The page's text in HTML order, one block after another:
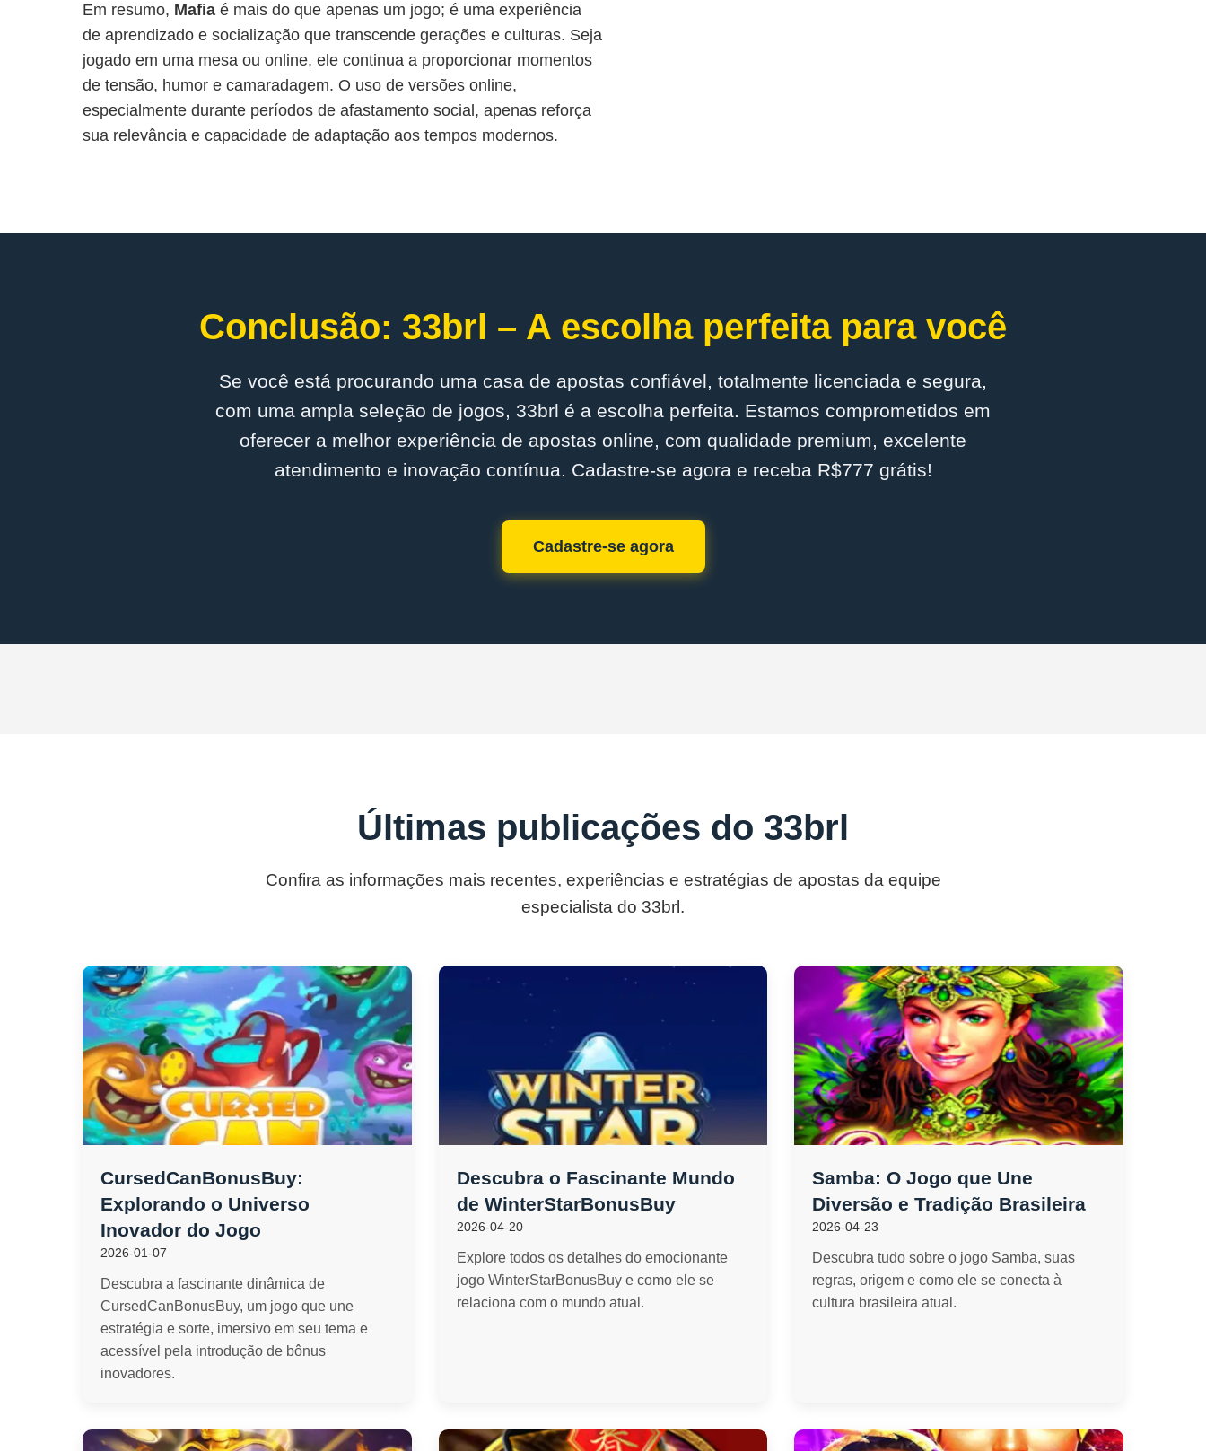
Em resumo, Mafia é mais do que apenas um jogo; é uma experiência
de aprendizado e socialização que transcende gerações e culturas. Seja
jogado em uma mesa ou online, ele continua a proporcionar momentos
de tensão, humor e camaradagem. O uso de versões online,
especialmente durante períodos de afastamento social, apenas reforça
sua relevância e capacidade de adaptação aos tempos modernos.
Conclusão: 33brl – A escolha perfeita para você
Se você está procurando uma casa de apostas confiável, totalmente licenciada e segura,
com uma ampla seleção de jogos, 33brl é a escolha perfeita. Estamos comprometidos em
oferecer a melhor experiência de apostas online, com qualidade premium, excelente
atendimento e inovação contínua. Cadastre-se agora e receba R$777 grátis!
Cadastre-se agora
Últimas publicações do 33brl
Confira as informações mais recentes, experiências e estratégias de apostas da equipe
especialista do 33brl.
CursedCanBonusBuy:
Explorando o Universo
Inovador do Jogo
2026-01-07
Descubra a fascinante dinâmica de
CursedCanBonusBuy, um jogo que une
estratégia e sorte, imersivo em seu tema e
acessível pela introdução de bônus
inovadores.
Descubra o Fascinante Mundo
de WinterStarBonusBuy
2026-04-20
Explore todos os detalhes do emocionante
jogo WinterStarBonusBuy e como ele se
relaciona com o mundo atual.
Samba: O Jogo que Une
Diversão e Tradição Brasileira
2026-04-23
Descubra tudo sobre o jogo Samba, suas
regras, origem e como ele se conecta à
cultura brasileira atual.